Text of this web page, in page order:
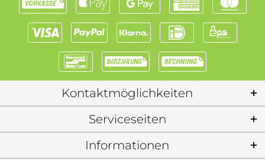
Kontaktmöglichkeiten
Serviceseiten
Informationen